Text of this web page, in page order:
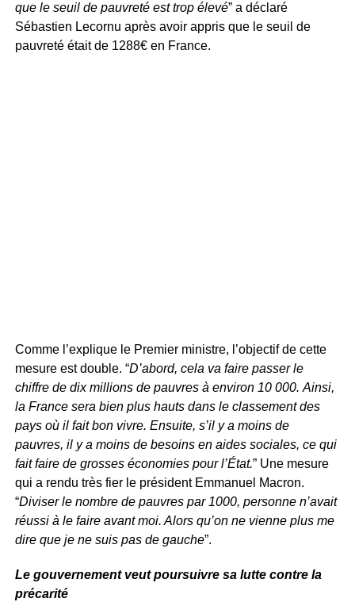
que le seuil de pauvreté est trop élevé” a déclaré
Sébastien Lecornu après avoir appris que le seuil de
pauvreté était de 1288€ en France.
Comme l’explique le Premier ministre, l’objectif de cette
mesure est double. “D’abord, cela va faire passer le
chiffre de dix millions de pauvres à environ 10 000. Ainsi,
la France sera bien plus hauts dans le classement des
pays où il fait bon vivre. Ensuite, s’il y a moins de
pauvres, il y a moins de besoins en aides sociales, ce qui
fait faire de grosses économies pour l’État.” Une mesure
qui a rendu très fier le président Emmanuel Macron.
“Diviser le nombre de pauvres par 1000, personne n’avait
réussi à le faire avant moi. Alors qu’on ne vienne plus me
dire que je ne suis pas de gauche”.
Le gouvernement veut poursuivre sa lutte contre la
précarité